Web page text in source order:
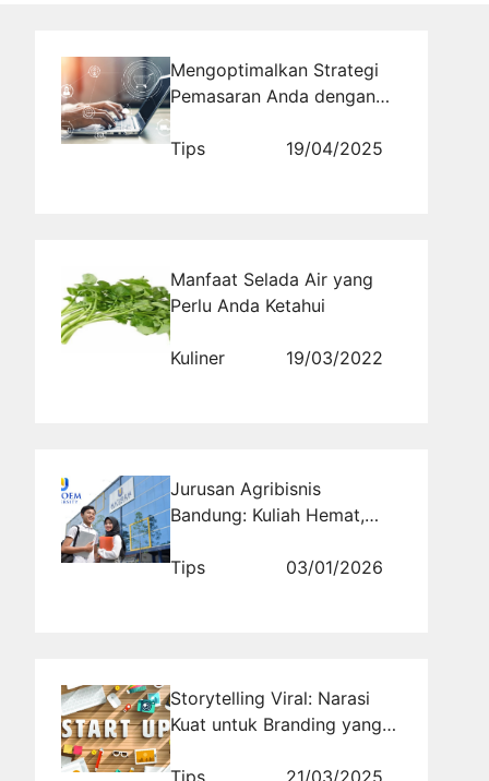
Mengoptimalkan Strategi
Pemasaran Anda dengan
Tips
19/04/2025
Manfaat Selada Air yang
Perlu Anda Ketahui
Kuliner 19/03/2022
Jurusan Agribisnis
Bandung: Kuliah Hemat,
Siap Wirausaha
Tips 03/01/2026
Storytelling Viral: Narasi
Kuat untuk Branding yang
Tips
21/03/2025